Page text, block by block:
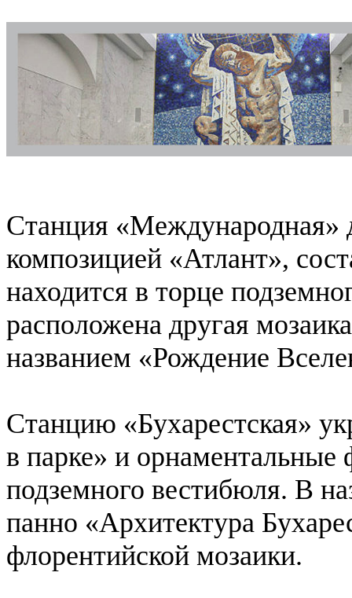
Станция «Международная»
композицией «Атлант»,
находится в торце
расположена другая
названием «Рождение
Станцию «Бухарестская»
в парке» и
подземного вестибюля. В
панно «Архитектура
флорентийской мозаики.